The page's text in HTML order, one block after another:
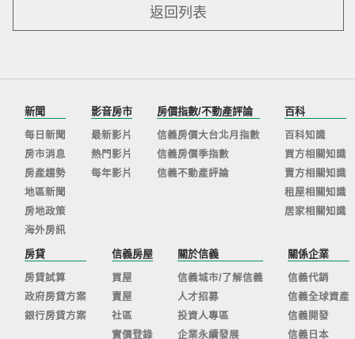
返回列表
新聞
每日新聞
房市消息
房產趨勢
地區新聞
房地政策
海外房訊
影音房市
最新影片
熱門影片
每年影片
房價指數/不動產評論
信義房價大台北月指數
信義房價季指數
信義不動產評論
百科
百科知識
買方相關知識
賣方相關知識
租屋相關知識
居家相關知識
房貸
房貸試算
政府房貸方案
銀行房貸方案
信義房屋
買屋
賣屋
社區
實價登錄
關於信義
信義城市/了解信義
人才招募
投資人專區
企業永續發展
關係企業
信義代銷
信義全球資產
信義開發
信義日本